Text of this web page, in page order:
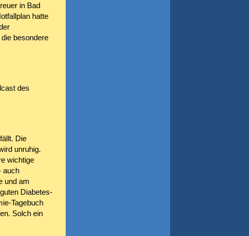
in Bad
hatte
besondere
des
Die
unruhig.
wichtige
auch
und am
Diabetes-
Tagebuch
Solch ein